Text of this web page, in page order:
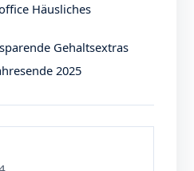
Häusliches
Gehaltsextras
2025